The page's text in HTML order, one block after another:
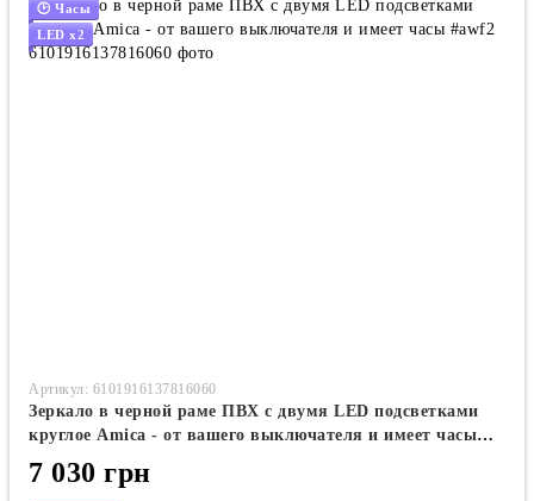
🕑 Часы
LED x2
Артикул: 6101916137816060
Зеркало в черной раме ПВХ с двумя LED подсветками
круглое Amica - от вашего выключателя и имеет часы
#awf2
7 030 грн